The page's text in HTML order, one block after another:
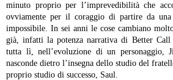
minuto proprio per l’imprevedibilità che
ovviamente per il coraggio di partire da una
impossibile. In sei anni le cose cambiano
già, infatti la potenza narrativa di Better Call
tutta lì, nell’evoluzione di un personaggio,
nasconde dietro l’insegna dello studio del
proprio studio di successo, Saul.